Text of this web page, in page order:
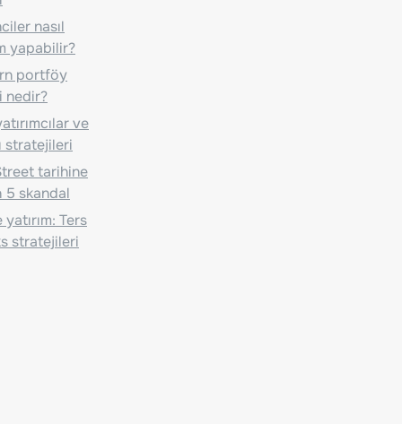
nasıl
yapabilir?
portföy
nedir?
ve
stratejileri
tarihine
5 skandal
Ters
stratejileri